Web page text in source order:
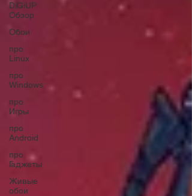
DiGiUP
Обзор
Обои
про
Linux
про
Windows
про
Игры
про
Android
про
Гаджеты
Живые
обои